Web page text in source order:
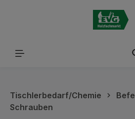
Tischlerbedarf/Chemie
Schrauben